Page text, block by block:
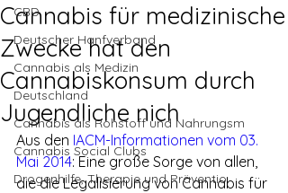
CBD
Deutscher Hanfverband
Cannabis als Medizin
Deutschland
Cannabis als Rohstoff und Nahrungsm
Cannabis Social Clubs
Drogenhilfe, Therapie und Präventio
Cannabis für medizinische
Zwecke hat den
Cannabiskonsum durch
Jugendliche nich
Aus den IACM-Informationen vom 03.
Mai 2014: Eine große Sorge von allen,
die die Legalisierung von Cannabis für